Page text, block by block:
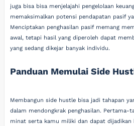
juga bisa bisa menjelajahi pengelolaan
memaksimalkan potensi pendapatan pasif
Menciptakan penghasilan pasif memang
awal, tetapi hasil yang diperoleh dapat
yang sedang dikejar banyak individu.
Panduan Memulai Side
Membangun side hustle bisa jadi tahapan
dalam mendongkrak penghasilan. Pertama-
minat serta kamu miliki dan dapat dijadikan